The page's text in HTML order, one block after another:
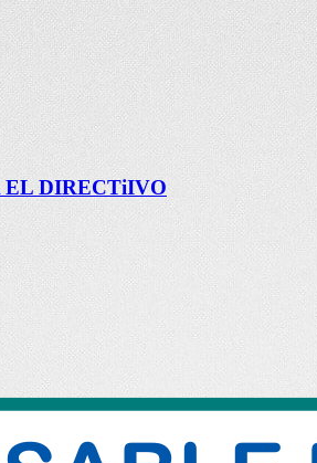
EL DIRECTiIVO